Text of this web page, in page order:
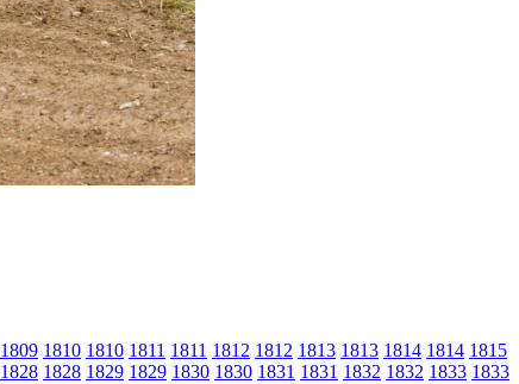
1809 1810 1810 1811 1811 1812 1812 1813 1813 1814 1814 1815
1828 1828 1829 1829 1830 1830 1831 1831 1832 1832 1833 1833